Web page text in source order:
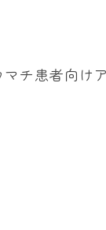
チ患者向け